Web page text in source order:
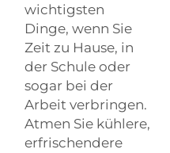
wichtigsten
Dinge, wenn Sie
Zeit zu Hause, in
der Schule oder
sogar bei der
Arbeit verbringen.
Atmen Sie kühlere,
erfrischendere